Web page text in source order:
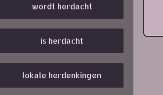
wordt herdacht
is herdacht
lokale herdenkingen